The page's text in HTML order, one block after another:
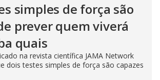
simples de força são
prever quem viverá
quais
na revista científica JAMA Network
dois testes simples de força são capazes